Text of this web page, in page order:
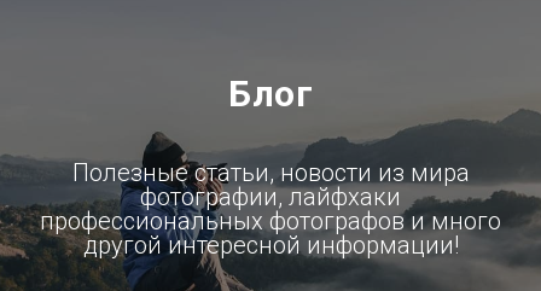
Блог
Полезные статьи, новости из мира
фотографии, лайфхаки
профессиональных фотографов и много
другой интересной информации!